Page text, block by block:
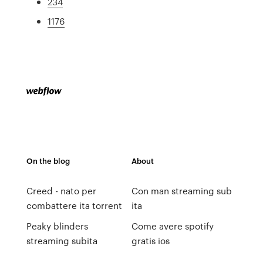
1176
On the blog
Creed - nato per
combattere ita torrent
Peaky blinders
streaming subita
About
Con man streaming sub
ita
Come avere spotify
gratis ios